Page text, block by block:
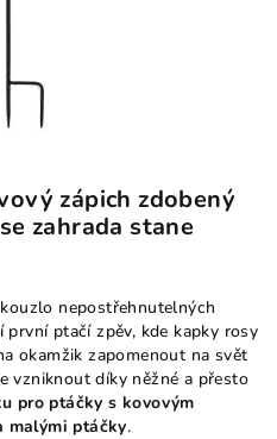
zápich zdobený
zahrada stane
nepostřehnutelných
ptačí zpěv, kde kapky rosy
okamžik zapomenout na svět
vzniknout díky něžné a přesto
pro ptáčky s kovovým
malými ptáčky.